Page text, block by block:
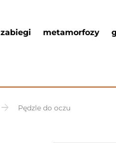
zabiegi metamorfozy
Pędzle do oczu